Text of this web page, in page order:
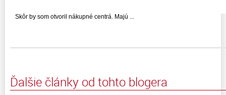
Skôr by som otvoril nákupné centrá. Majú ...
Ďalšie články od tohto blogera